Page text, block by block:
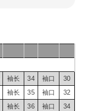
袖长 34 袖口
30
袖长 35 袖口
32
袖长 36 袖口
34